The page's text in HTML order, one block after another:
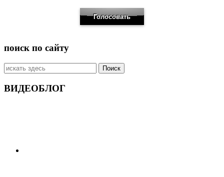
поиск по сайту
Искать:
ВИДЕОБЛОГ